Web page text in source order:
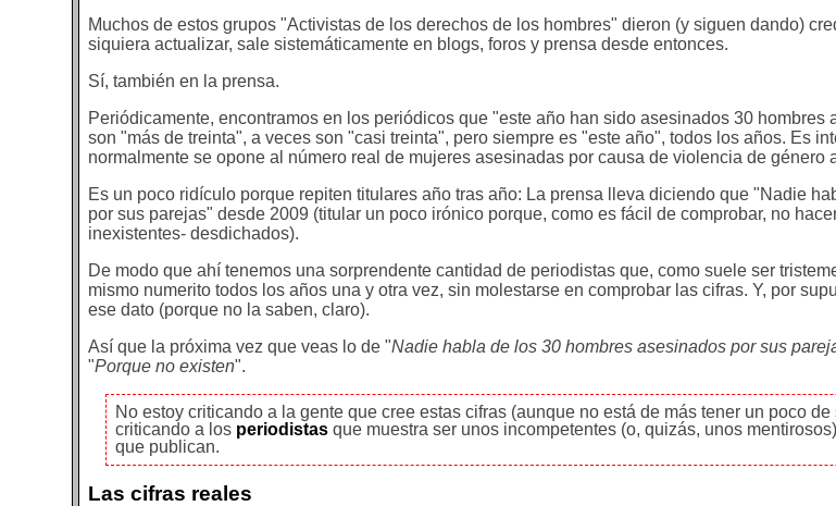
Muchos de estos grupos "Activistas de los derechos de los hombres" dieron (y siguen dando)
siquiera actualizar, sale sistemáticamente en blogs, foros y prensa desde entonces.
Sí, también en la prensa.
Periódicamente, encontramos en los periódicos que "este año han sido asesinados 30 hombres
son "más de treinta", a veces son "casi treinta", pero siempre es "este año", todos los años. Es
normalmente se opone al número real de mujeres asesinadas por causa de violencia de género
Es un poco ridículo porque repiten titulares año tras año: La prensa lleva diciendo que "Nadie
por sus parejas" desde 2009 (titular un poco irónico porque, como es fácil de comprobar, no
inexistentes- desdichados).
De modo que ahí tenemos una sorprendente cantidad de periodistas que, como suele ser
mismo numerito todos los años una y otra vez, sin molestarse en comprobar las cifras. Y, por
ese dato (porque no la saben, claro).
Así que la próxima vez que veas lo de "Nadie habla de los 30 hombres asesinados por sus
"Porque no existen".
No estoy criticando a la gente que cree estas cifras (aunque no está de más tener un poco
criticando a los periodistas que muestra ser unos incompetentes (o, quizás, unos
que publican.
Las cifras reales